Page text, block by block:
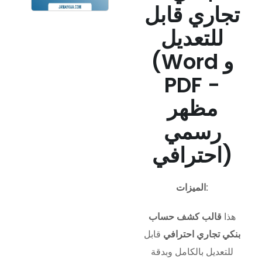
تجاري قابل
للتعديل
(Word و
PDF -
مظهر
رسمي
احترافي)
الميزات:
هذا قالب كشف حساب
بنكي تجاري احترافي قابل
للتعديل بالكامل وبدقة